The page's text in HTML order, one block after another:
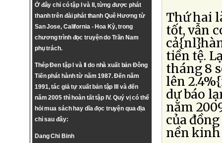
Ở đây chỉ có tập I và II, từng được phát
thanh trên đài phát thanh Quê Hương từ
San Jose, California - Hoa Kỳ, trong
chương trình đọc truyện do Trần Nam
phụ trách.
Thép Đen tập I và II do nhà xuất bản Đông
Tiến phát hành từ năm 1987. Đến năm
1991, tác giả tự xuất bản tập III và đến
năm 2005 thì hoàn tất tập IV. Quý vị có thể
hỏi mua sách hay dĩa đọc truyện qua địa
chỉ sau đây:
Dang Chi Binh
Thứ hai
tốt, vẫn
tiền tệ.
tháng 8
lên
dự báo
năm
của
nền kinh